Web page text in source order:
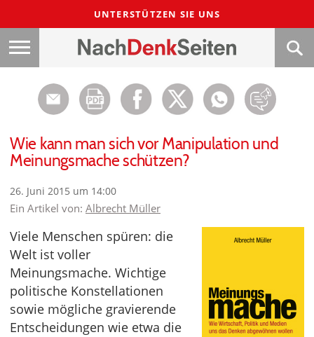
UNTERSTÜTZEN SIE UNS
Wie kann man sich vor Manipulation und
Meinungsmache schützen?
26. Juni 2015 um 14:00
Ein Artikel von: Albrecht Müller
Viele Menschen spüren: die
Welt ist voller
Meinungsmache. Wichtige
politische Konstellationen
sowie mögliche gravierende
Entscheidungen wie etwa die